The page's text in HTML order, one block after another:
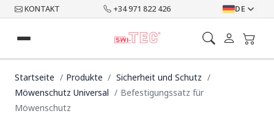
KONTAKT +34 971 822 426 DE
Startseite Produkte
Sicherheit und Schutz
Möwenschutz Universal
Befestigungssatz für
Möwenschutz